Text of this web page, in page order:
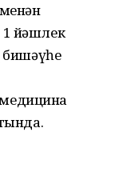
1 йәшлек
бишәүһе